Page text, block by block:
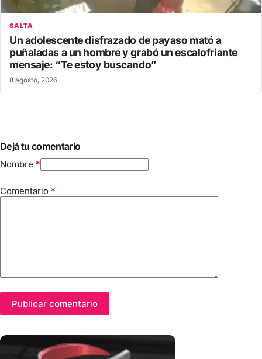
SALTA
Un adolescente disfrazado de payaso mató a
puñaladas a un hombre y grabó un escalofriante
mensaje: “Te estoy buscando”
8 agosto, 2026
Dejá tu comentario
Nombre *
Comentario *
Publicar comentario